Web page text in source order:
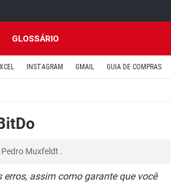
GLOSSÁRIO
INSTAGRAM GMAIL GUIA DE COMPRAS
Pedro Muxfeldt .
assim como garante que você